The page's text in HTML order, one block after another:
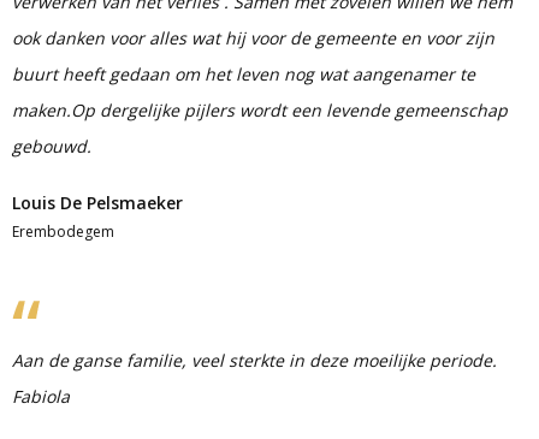
ook danken voor alles wat hij voor de gemeente en voor zijn
buurt heeft gedaan om het leven nog wat aangenamer te
maken.Op dergelijke pijlers wordt een levende gemeenschap
gebouwd.
Louis De Pelsmaeker
Erembodegem
Aan de ganse familie, veel sterkte in deze moeilijke periode.
Fabiola